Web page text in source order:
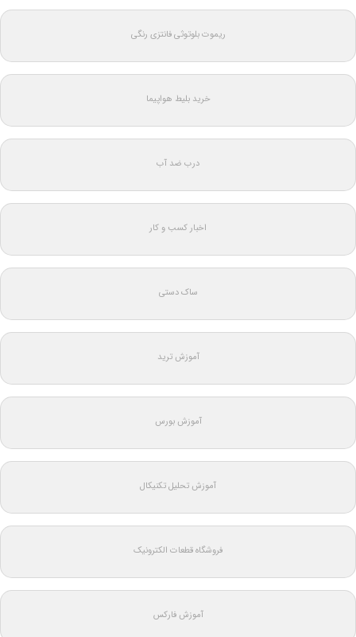
ریموت بلوتوثی فانتزی رنگی
خرید بلیط هواپیما
درب ضد آب
اخبار کسب و کار
ساک دستی
آموزش ترید
آموزش بورس
آموزش تحلیل تکنیکال
فروشگاه قطعات الکترونیک
آموزش فارکس